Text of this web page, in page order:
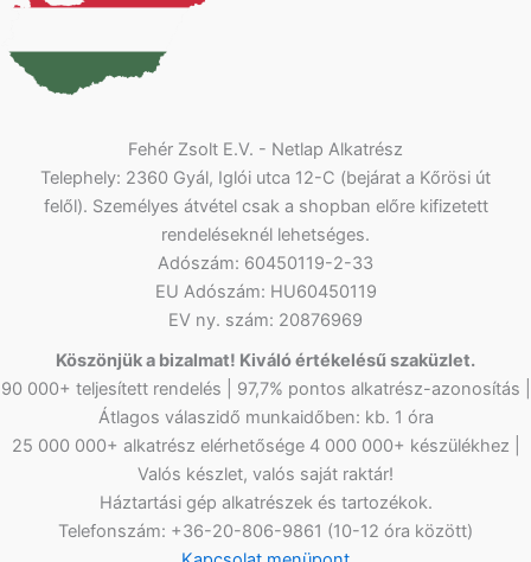
Fehér Zsolt E.V. - Netlap Alkatrész
Telephely: 2360 Gyál, Iglói utca 12-C (bejárat a Kőrösi út
felől). Személyes átvétel csak a shopban előre kifizetett
rendeléseknél lehetséges.
Adószám: 60450119-2-33
EU Adószám: HU60450119
EV ny. szám: 20876969
Köszönjük a bizalmat! Kiváló értékelésű szaküzlet.
90 000+ teljesített rendelés | 97,7% pontos alkatrész-azonosítás |
Átlagos válaszidő munkaidőben: kb. 1 óra
25 000 000+ alkatrész elérhetősége 4 000 000+ készülékhez |
Valós készlet, valós saját raktár!
Háztartási gép alkatrészek és tartozékok.
Telefonszám: +36-20-806-9861 (10-12 óra között)